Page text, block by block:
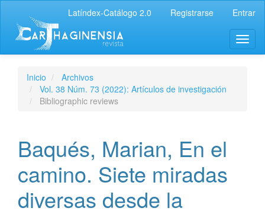
Latíndex-Catálogo 2.0 Registrarse Entrar
Inicio
Archivos
Vol. 38 Núm. 73 (2022): Artículos de investigación
Bibliographic reviews
Baqués, Marian, En el
camino. Siete miradas
diversas desde la